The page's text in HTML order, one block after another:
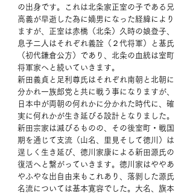
の出身です。これは北条家正室の子である兄
高義が早逝した為に嫡男になった経緯により
ますが、正室は赤橋（北条）久時の娘登子、
息子二人はそれぞれ義詮（２代将軍）と基氏
（初代鎌倉公方）であり、北条の血統は室町
将軍家へと続いていきます。
新田義貞と足利尊氏はそれぞれ南朝と北朝に
分かれ一族郎党と共に戦う事になりますが、
日本中が両朝の何れかに分かれた時代に、確
実に何れかが生き延びる設計となりました。
新田宗家は滅びるものの、その後室町・戦国
期を通じて支流（山名、里見そして徳川）は
逞しく生き延び、徳川家康による新田源氏の
復活へと繋がっていきます。徳川家はややあ
やふやな出自由来もこれあり、落剝した源氏
名流については基本寛容でした。大名、旗本